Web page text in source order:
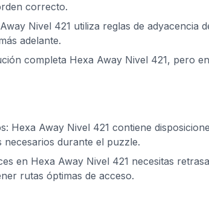
correcto.
Nivel 421 utiliza reglas de adyacencia
adelante.
completa Hexa Away Nivel 421, pero
: Hexa Away Nivel 421 contiene
durante el puzzle.
en Hexa Away Nivel 421 necesitas
rutas óptimas de acceso.